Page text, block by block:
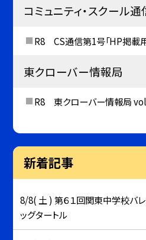
コミュニティ・スクール通
R8 CS通信第1号「HP掲載用
東クローバー情報局
R8 東クローバー情報局
新着記事
8/8( 土 ) 第６１回関東中学校
ッグタートル